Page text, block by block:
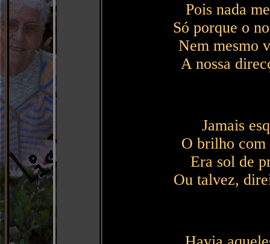
Pois nada
Só porque o
Nem mesmo
A nossa
Jamais
O brilho com
Era sol de
Ou talvez,